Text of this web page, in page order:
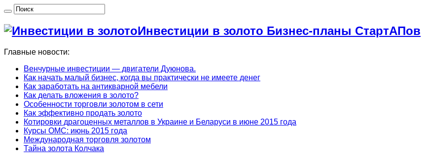
Инвестиции в золото Бизнес-планы СтартАПов
Главные новости:
Венчурные инвестиции — двигатели Дуюнова.
Как начать малый бизнес, когда вы практически не имеете денег
Как заработать на антикварной мебели
Как делать вложения в золото?
Особенности торговли золотом в сети
Как эффективно продать золото
Котировки драгоценных металлов в Украине и Беларуси в июне 2015 года
Курсы ОМС: июнь 2015 года
Международная торговля золотом
Тайна золота Колчака